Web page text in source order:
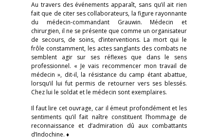
Au travers des événements apparaît, sans qu’il ait rien
fait que de citer ses collaborateurs, la figure rayonnante
du médecin-commandant Grauwin. Médecin et
chirurgien, il ne se présente que comme un organisateur
de secours, de soins, d’interventions. La mort qui le
frôle constamment, les actes sanglants des combats ne
semblent agir sur ses réflexes que dans le sens
professionnel. « Je vais recommencer mon travail de
médecin », dit-il, la résistance du camp étant abattue,
lorsqu’il lui fut permis de retourner vers ses blessés.
Chez lui le soldat et le médecin sont exemplaires.
Il faut lire cet ouvrage, car il émeut profondément et les
sentiments qu’il fait naître constituent l’hommage de
reconnaissance et d’admiration dû aux combattants
d’Indochine. ♦